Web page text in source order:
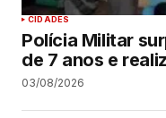
CIDADES
Polícia Militar
de 7 anos e
03/08/2026